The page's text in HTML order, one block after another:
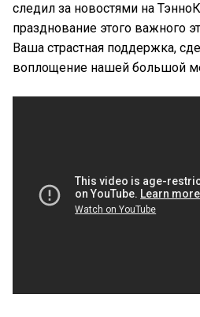
следил за новостями на
празднование этого важного
Ваша страстная поддержка,
воплощение нашей большой